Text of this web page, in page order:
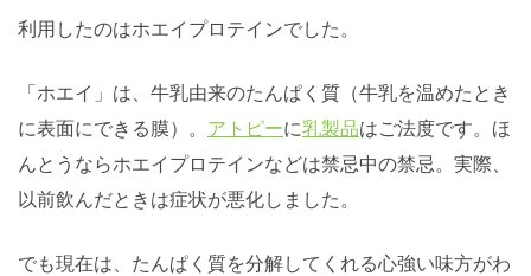
利用したのはホエイプロテインでした。
「ホエイ」は、牛乳由来のたんぱく質（牛乳を温めたとき
に表面にできる膜）。 アトピーに乳製品はご法度です。ほ
んとうならホエイプロテインなどは禁忌中の禁忌。実際、
以前飲んだときは症状が悪化しました。
でも現在は、たんぱく質を分解してくれる心強い味方がわ